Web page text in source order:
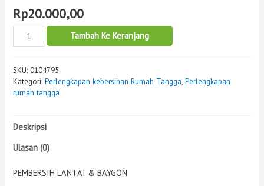
Rp20.000,00
Tambah Ke Keranjang
SKU:0104795
Kategori:Perlengkapan kebersihan Rumah Tangga,Perlengkapan
rumah tangga
Deskripsi
Ulasan (0)
PEMBERSIH LANTAI & BAYGON